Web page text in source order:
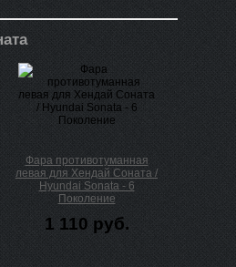
Фара противотуманная
левая для Хендай Соната /
Hyundai Sonata - 6
Поколение
1 110 руб.